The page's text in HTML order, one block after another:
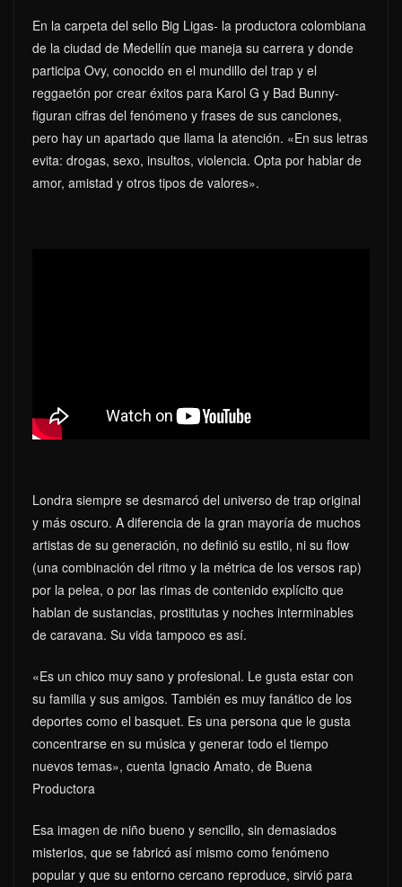
En la carpeta del sello Big Ligas- la productora colombiana
de la ciudad de Medellín que maneja su carrera y donde
participa Ovy, conocido en el mundillo del trap y el
reggaetón por crear éxitos para Karol G y Bad Bunny-
figuran cifras del fenómeno y frases de sus canciones,
pero hay un apartado que llama la atención. «En sus letras
evita: drogas, sexo, insultos, violencia. Opta por hablar de
amor, amistad y otros tipos de valores».
Londra siempre se desmarcó del universo de trap original
y más oscuro. A diferencia de la gran mayoría de muchos
artistas de su generación, no definió su estilo, ni su flow
(una combinación del ritmo y la métrica de los versos rap)
por la pelea, o por las rimas de contenido explícito que
hablan de sustancias, prostitutas y noches interminables
de caravana. Su vida tampoco es así.
«Es un chico muy sano y profesional. Le gusta estar con
su familia y sus amigos. También es muy fanático de los
deportes como el basquet. Es una persona que le gusta
concentrarse en su música y generar todo el tiempo
nuevos temas», cuenta Ignacio Amato, de Buena
Productora
Esa imagen de niño bueno y sencillo, sin demasiados
misterios, que se fabricó así mismo como fenómeno
popular y que su entorno cercano reproduce, sirvió para